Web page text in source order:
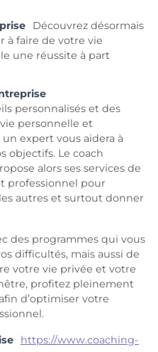
Découvrez désormais
à faire de votre vie
une réussite à part
personnalisés et des
personnelle et
expert vous aidera à
objectifs. Le coach
alors ses services de
professionnel pour
autres et surtout donner
des programmes qui vous
difficultés, mais aussi de
votre vie privée et votre
profitez pleinement
d’optimiser votre
https://www.coaching-